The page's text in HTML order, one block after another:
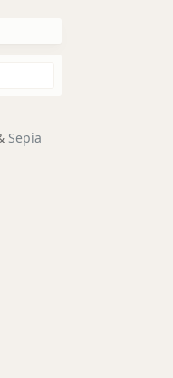
Sepia